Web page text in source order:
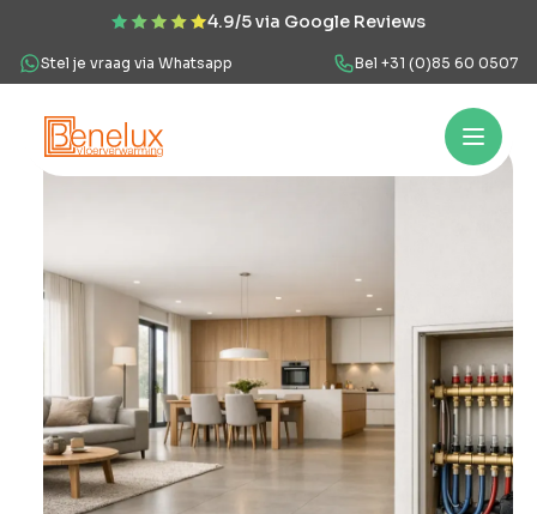
4.9/5 via Google Reviews
Stel je vraag via Whatsapp Bel +31 (0)85 60 0507
Hoe
werkt
Vloerverwarming
Projecten